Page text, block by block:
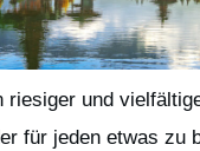
riesiger und
für jeden etwas zu